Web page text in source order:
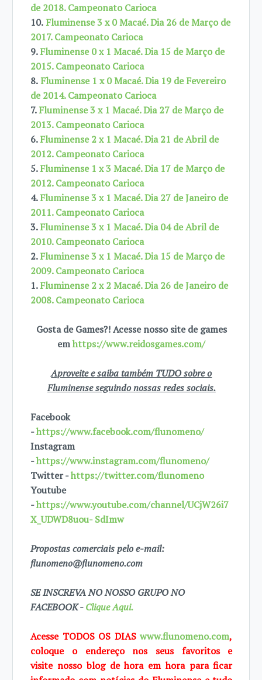
de 2018. Campeonato Carioca
10. Fluminense 3 x 0 Macaé. Dia 26 de Março de
2017. Campeonato Carioca
9.Fluminense 0 x 1 Macaé. Dia 15 de Março de
2015. Campeonato Carioca
8. Fluminense 1 x 0 Macaé. Dia 19 de Fevereiro
de 2014. Campeonato Carioca
7.Fluminense 3 x 1 Macaé. Dia 27 de Março de
2013. Campeonato Carioca
6.Fluminense 2 x 1 Macaé. Dia 21 de Abril de
2012. Campeonato Carioca
5.Fluminense 1 x 3 Macaé. Dia 17 de Março de
2012. Campeonato Carioca
4.Fluminense 3 x 1 Macaé. Dia 27 de Janeiro de
2011. Campeonato Carioca
3.Fluminense 3 x 1 Macaé. Dia 04 de Abril de
2010. Campeonato Carioca
2.Fluminense 3 x 1 Macaé. Dia 15 de Março de
2009. Campeonato Carioca
1.Fluminense 2 x 2 Macaé. Dia 26 de Janeiro de
2008. Campeonato Carioca
Gosta de Games?! Acesse nosso site de games
emhttps://www.reidosgames.com/
Aproveite e saiba também TUDO sobre o
Fluminense seguindo nossas redes sociais.
Facebook
-https://www.facebook.com/flunomeno/
Instagram
-https://www.instagram.com/flunomeno/
Twitter -https://twitter.com/flunomeno
Youtube
-https://www.youtube.com/channel/UCjW26i7
X_UDWD8uou- SdImw
Propostas comerciais pelo e-mail:
flunomeno@flunomeno.com
SE INSCREVA NO NOSSO GRUPO NO
FACEBOOK -Clique Aqui.
Acesse TODOS OS DIASwww.flunomeno.com,
coloque o endereço nos seus favoritos e
visite nosso blog de hora em hora para ficar